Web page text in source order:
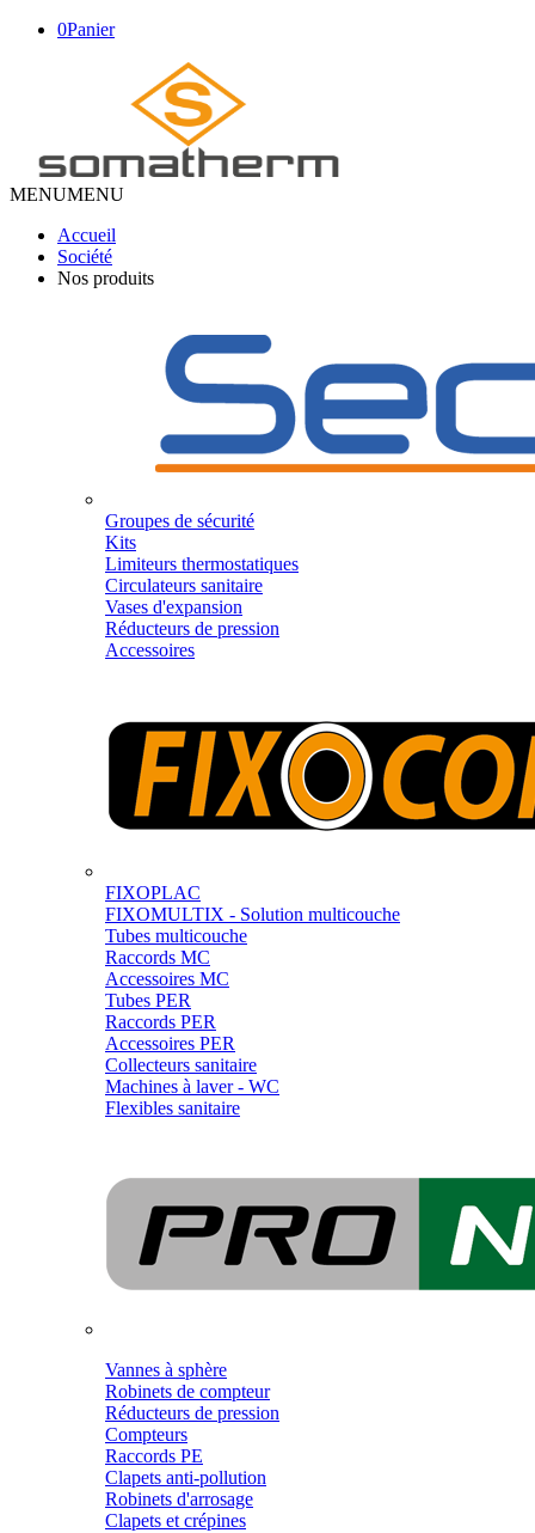
0Panier
MENUMENU
Accueil
Société
Nos produits
Groupes de sécurité
Kits
Limiteurs thermostatiques
Circulateurs sanitaire
Vases d'expansion
Réducteurs de pression
Accessoires
FIXOPLAC
FIXOMULTIX - Solution multicouche
Tubes multicouche
Raccords MC
Accessoires MC
Tubes PER
Raccords PER
Accessoires PER
Collecteurs sanitaire
Machines à laver - WC
Flexibles sanitaire
Vannes à sphère
Robinets de compteur
Réducteurs de pression
Compteurs
Raccords PE
Clapets anti-pollution
Robinets d'arrosage
Clapets et crépines